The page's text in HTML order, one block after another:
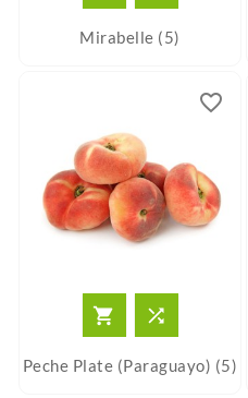
Mirabelle (5)
 
Peche Plate (paraguayo) (5)
favorite_border